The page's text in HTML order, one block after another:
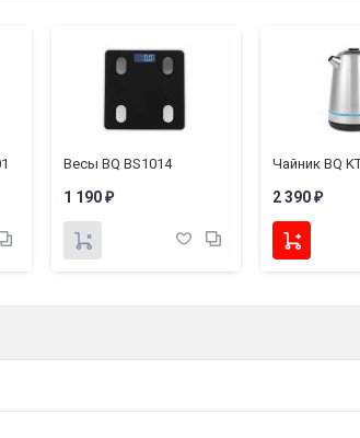
Весы BQ BS1014
1 190 ₽
Чайник BQ
2 390 ₽